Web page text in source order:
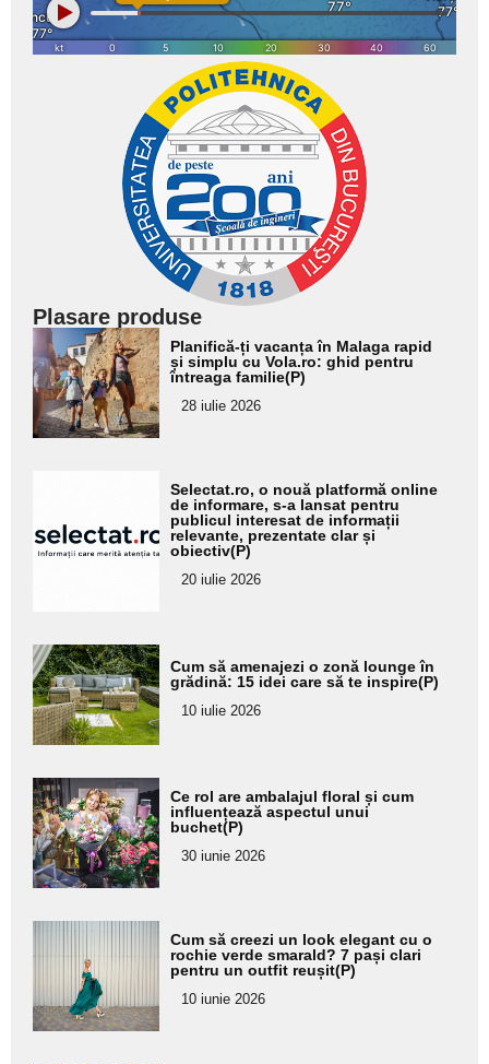
Plasare produse
Adaugă
aici textul
pentru
subtitlu
Planifică-ți vacanța în Malaga rapid
și simplu cu Vola.ro: ghid pentru
întreaga familie(P)
28 iulie 2026
pentru
subtitlu
Selectat.ro, o nouă platformă online
de informare, s-a lansat pentru
publicul interesat de informații
relevante, prezentate clar și
obiectiv(P)
20 iulie 2026
Adaugă
aici textul
pentru
subtitlu
Cum să amenajezi o zonă lounge în
grădină: 15 idei care să te inspire(P)
10 iulie 2026
Adaugă
aici textul
pentru
subtitlu
Ce rol are ambalajul floral și cum
influențează aspectul unui
buchet(P)
30 iunie 2026
Adaugă
aici textul
pentru
subtitlu
Cum să creezi un look elegant cu o
rochie verde smarald? 7 pași clari
pentru un outfit reușit(P)
10 iunie 2026